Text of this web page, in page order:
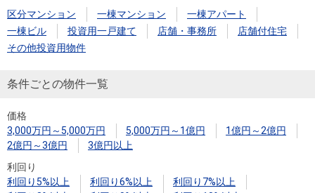
区分マンション 一棟マンション
一棟アパート
一棟ビル
投資用一戸建て 店舗・事務所
店舗付住宅
その他投資用物件
条件ごとの物件一覧
価格
3,000万円～5,000万円
5,000万円～1億円
1億円～2億円
2億円～3億円
3億円以上
利回り
利回り5%以上
利回り6%以上
利回り7%以上